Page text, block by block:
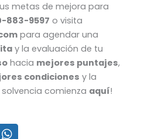
metas de mejora para
883-9597 o visita
para agendar una
y la evaluación de tu
hacia mejores puntajes,
condiciones y la
comienza aquí!